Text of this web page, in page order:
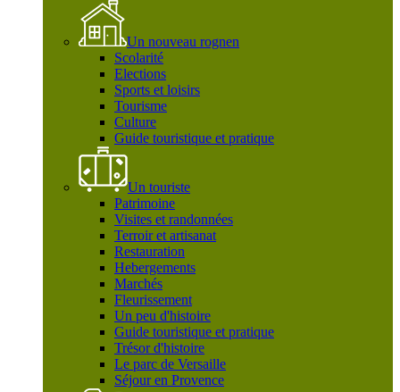
Un nouveau rognen
Scolarité
Elections
Sports et loisirs
Tourisme
Culture
Guide touristique et pratique
Un touriste
Patrimoine
Visites et randonnées
Terroir et artisanat
Restauration
Hebergements
Marchés
Fleurissement
Un peu d'histoire
Guide touristique et pratique
Trésor d'histoire
Le parc de Versaille
Séjour en Provence